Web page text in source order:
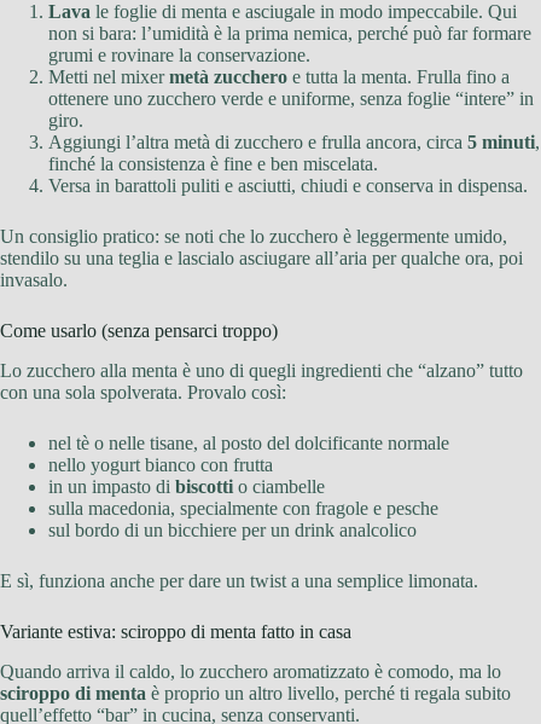
Lava le foglie di menta e asciugale in modo impeccabile. Qui
non si bara: l’umidità è la prima nemica, perché può far formare
grumi e rovinare la conservazione.
Metti nel mixermetà zucchero e tutta la menta. Frulla fino a
ottenere uno zucchero verde e uniforme, senza foglie “intere” in
giro.
Aggiungi l’altra metà di zucchero e frulla ancora, circa 5 minuti,
finché la consistenza è fine e ben miscelata.
Versa in barattoli puliti e asciutti, chiudi e conserva in dispensa.
Un consiglio pratico: se noti che lo zucchero è leggermente umido,
stendilo su una teglia e lascialo asciugare all’aria per qualche ora, poi
invasalo.
Come usarlo (senza pensarci troppo)
Lo zucchero alla menta è uno di quegli ingredienti che “alzano” tutto
con una sola spolverata. Provalo così:
nel tè o nelle tisane, al posto del dolcificante normale
nello yogurt bianco con frutta
in un impasto di biscotti o ciambelle
sulla macedonia, specialmente con fragole e pesche
sul bordo di un bicchiere per un drink analcolico
E sì, funziona anche per dare un twist a una semplice limonata.
Variante estiva: sciroppo di menta fatto in casa
Quando arriva il caldo, lo zucchero aromatizzato è comodo, ma lo
sciroppo di menta è proprio un altro livello, perché ti regala subito
quell’effetto “bar” in cucina, senza conservanti.